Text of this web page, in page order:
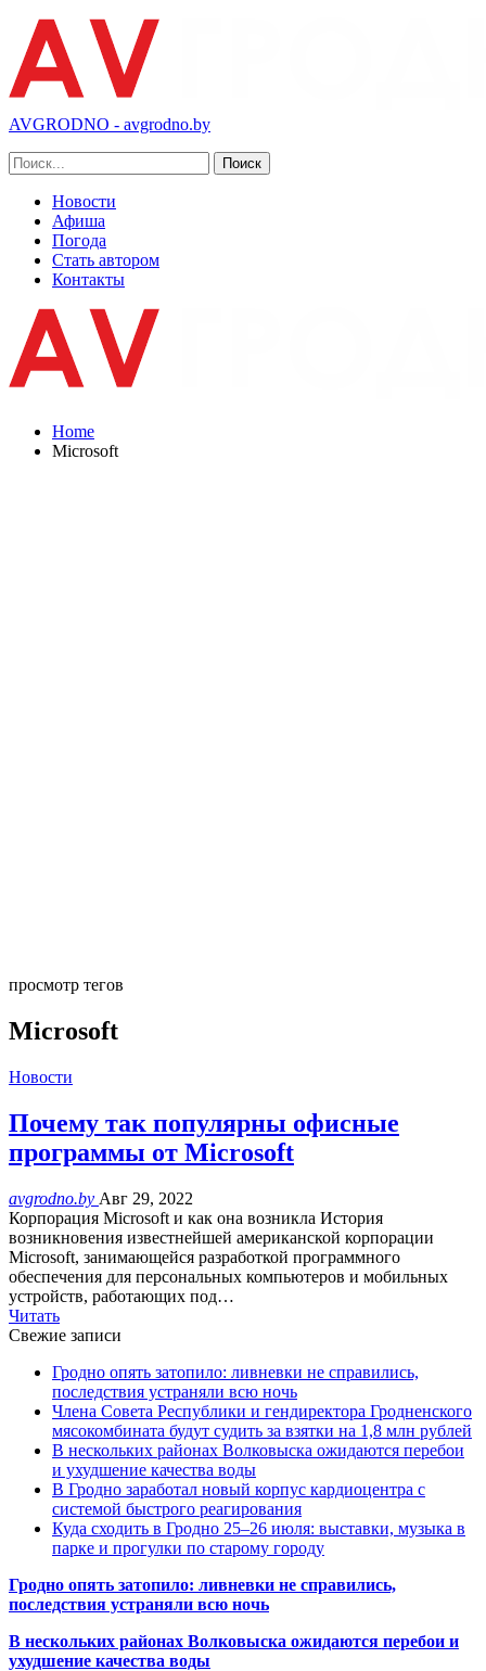
AVGRODNO - avgrodno.by
Новости
Афиша
Погода
Стать автором
Контакты
Home
Microsoft
просмотр тегов
Microsoft
Новости
Почему так популярны офисные
программы от Microsoft
avgrodno.by Авг 29, 2022
Корпорация Microsoft и как она возникла История
возникновения известнейшей американской корпорации
Microsoft, занимающейся разработкой программного
обеспечения для персональных компьютеров и мобильных
устройств, работающих под…
Читать
Свежие записи
Гродно опять затопило: ливневки не справились,
последствия устраняли всю ночь
Члена Совета Республики и гендиректора Гродненского
мясокомбината будут судить за взятки на 1,8 млн рублей
В нескольких районах Волковыска ожидаются перебои
и ухудшение качества воды
В Гродно заработал новый корпус кардиоцентра с
системой быстрого реагирования
Куда сходить в Гродно 25–26 июля: выставки, музыка в
парке и прогулки по старому городу
Гродно опять затопило: ливневки не справились,
последствия устраняли всю ночь
В нескольких районах Волковыска ожидаются перебои и
ухудшение качества воды